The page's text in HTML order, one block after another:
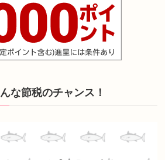
な節税のチャンス！